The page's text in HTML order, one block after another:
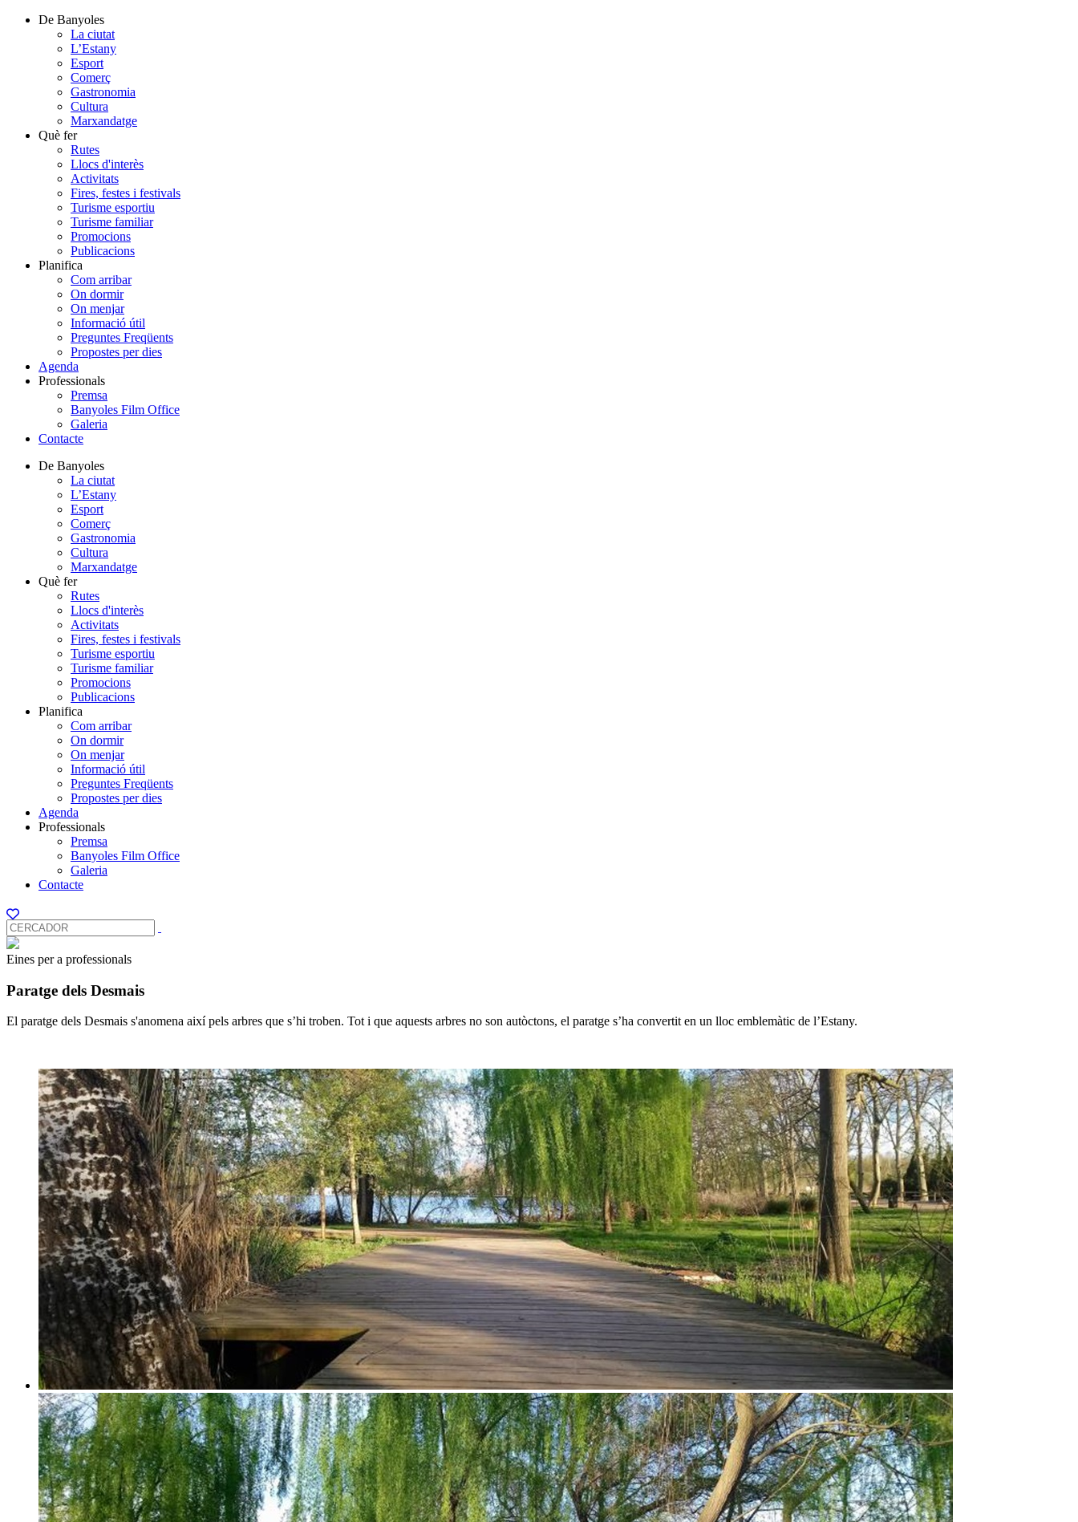
De Banyoles
La ciutat
L’Estany
Esport
Comerç
Gastronomia
Cultura
Marxandatge
Què fer
Rutes
Llocs d'interès
Activitats
Fires, festes i festivals
Turisme esportiu
Turisme familiar
Promocions
Publicacions
Planifica
Com arribar
On dormir
On menjar
Informació útil
Preguntes Freqüents
Propostes per dies
Agenda
Professionals
Premsa
Banyoles Film Office
Galeria
Contacte
De Banyoles
La ciutat
L’Estany
Esport
Comerç
Gastronomia
Cultura
Marxandatge
Què fer
Rutes
Llocs d'interès
Activitats
Fires, festes i festivals
Turisme esportiu
Turisme familiar
Promocions
Publicacions
Planifica
Com arribar
On dormir
On menjar
Informació útil
Preguntes Freqüents
Propostes per dies
Agenda
Professionals
Premsa
Banyoles Film Office
Galeria
Contacte
Eines per a professionals
Paratge dels Desmais
El paratge dels Desmais s'anomena així pels arbres que s’hi troben. Tot i que aquests arbres no son autòctons, el paratge s’ha convertit en un lloc emblemàtic de l’Estany.